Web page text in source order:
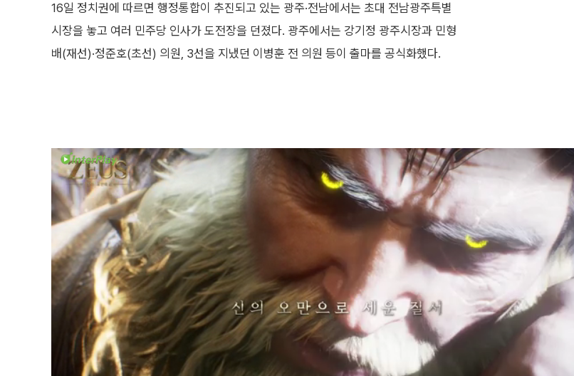
16일 정치권에 따르면 행정통합이 추진되고 있는 광주·전남에서는 초대 전남광주특별
시장을 놓고 여러 민주당 인사가 도전장을 던졌다. 광주에서는 강기정 광주시장과 민형
배(재선)·정준호(초선) 의원, 3선을 지냈던 이병훈 전 의원 등이 출마를 공식화했다.